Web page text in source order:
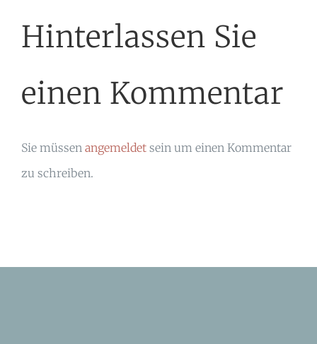
Hinterlassen Sie
einen Kommentar
Sie müssen angemeldet sein um einen Kommentar
zu schreiben.